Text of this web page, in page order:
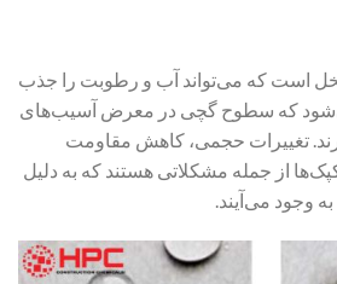
است که می‌تواند آب و رطوبت را جذب
که سطوح گچی در معرض آسیب‌های
تغییرات حجمی، کاهش مقاومت
از جمله مشکلاتی هستند که به دلیل
وجود می‌آیند.